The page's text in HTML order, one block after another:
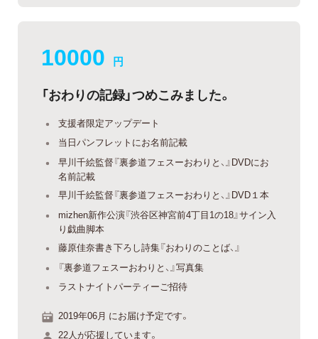
10000 円
「おわりの記録」つめこみました。
支援者限定アップデート
当日パンフレットにお名前記載
早川千絵監督『裏参道フェスーおわりと、』DVDにお
名前記載
早川千絵監督『裏参道フェスーおわりと、』DVD１本
mizhen新作公演『渋谷区神宮前4丁目1の18』サイン入
り戯曲脚本
藤原佳奈書き下ろし詩集『おわりのことば、』
『裏参道フェスーおわりと、』写真集
ラストナイトパーティーご招待
2019年06月 にお届け予定です。
22人が応援しています。